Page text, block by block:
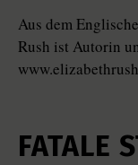
Aus dem
Rush ist Autorin
FATALE